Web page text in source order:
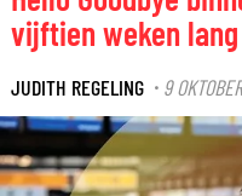
vijftien weken lang
JUDITH REGELING · 9